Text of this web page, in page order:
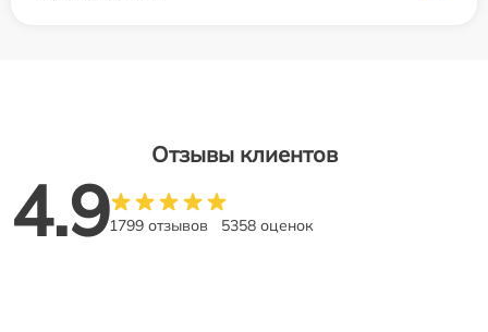
Отзывы клиентов
4.91799 отзывов 5358 оценок